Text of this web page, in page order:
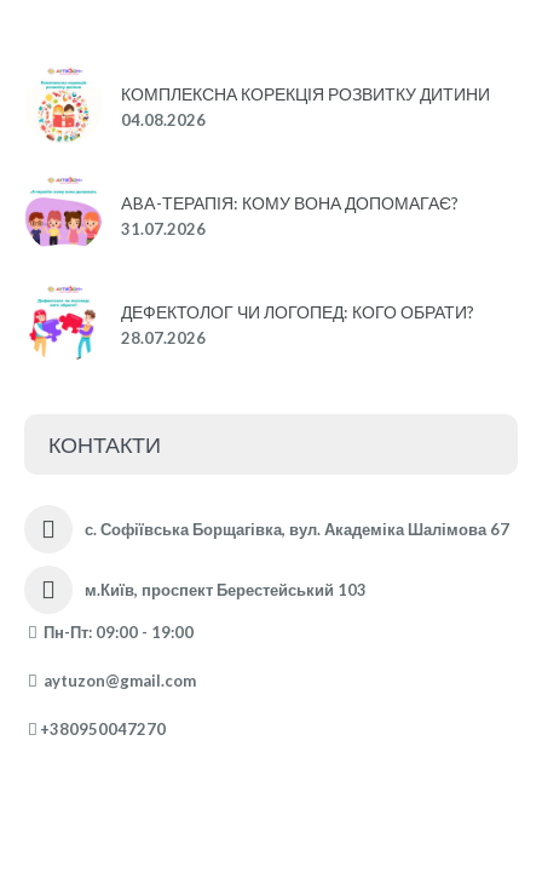
КОМПЛЕКСНА КОРЕКЦІЯ РОЗВИТКУ ДИТИНИ
04.08.2026
ABA-ТЕРАПІЯ: КОМУ ВОНА ДОПОМАГАЄ?
31.07.2026
ДЕФЕКТОЛОГ ЧИ ЛОГОПЕД: КОГО ОБРАТИ?
28.07.2026
КОНТАКТИ
с. Софіївська Борщагівка, вул. Академіка Шалімова 67
м.Київ, проспект Берестейський 103
Пн-Пт: 09:00 - 19:00
aytuzon@gmail.com
+380950047270